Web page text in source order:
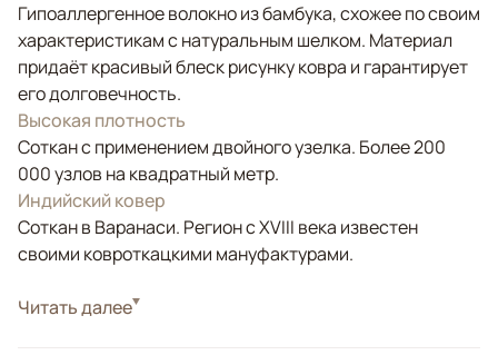
Гипоаллергенное волокно из бамбука, схожее по своим
характеристикам с натуральным шелком. Материал
придаёт красивый блеск рисунку ковра и гарантирует
его долговечность.
Высокая плотность
Соткан с применением двойного узелка. Более 200
000 узлов на квадратный метр.
Индийский ковер
Соткан в Варанаси. Регион с XVIII века известен
своими ковроткацкими мануфактурами.
СтильКлассические
Читать далее